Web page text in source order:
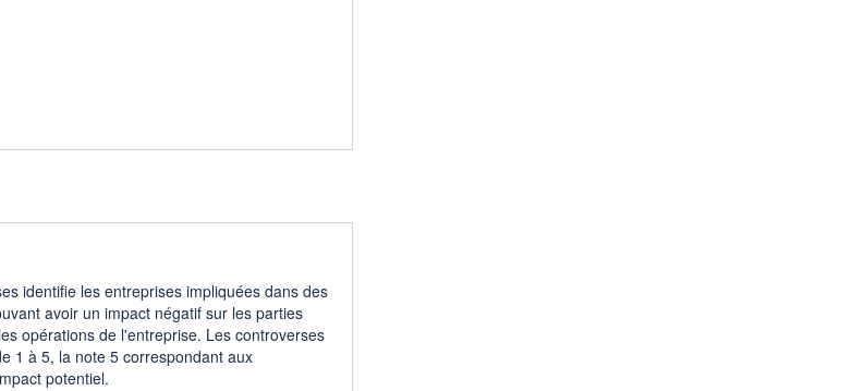
identifie les entreprises impliquées dans des
avoir un impact négatif sur les parties
opérations de l'entreprise. Les controverses
1 à 5, la note 5 correspondant aux
potentiel.